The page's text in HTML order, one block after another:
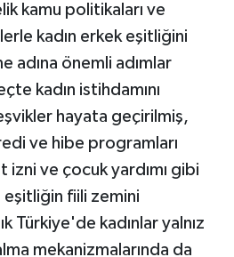
kamu politikaları ve
kadın erkek eşitliğini
adına önemli adımlar
kadın istihdamını
hayata geçirilmiş,
ve hibe programları
izni ve çocuk yardımı gibi
eşitliğin fiili zemini
Türkiye'de kadınlar yalnız
mekanizmalarında da